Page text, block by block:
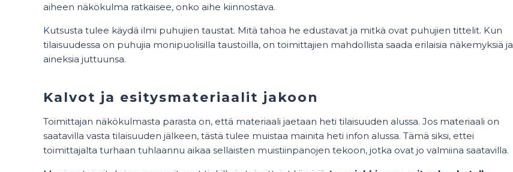
aiheen näkökulma ratkaisee, onko aihe kiinnostava.
Kutsusta tulee käydä ilmi puhujien taustat. Mitä tahoa he edustavat ja mitkä ovat puhujien tittelit. Kun
tilaisuudessa on puhujia monipuolisilla taustoilla, on toimittajien mahdollista saada erilaisia näkemyksiä ja
aineksia juttuunsa.
Kalvot ja esitysmateriaalit jakoon
Toimittajan näkökulmasta parasta on, että materiaali jaetaan heti tilaisuuden alussa. Jos materiaali on
saatavilla vasta tilaisuuden jälkeen, tästä tulee muistaa mainita heti infon alussa. Tämä siksi, ettei
toimittajalta turhaan tuhlaannu aikaa sellaisten muistiinpanojen tekoon, jotka ovat jo valmiina saatavilla.